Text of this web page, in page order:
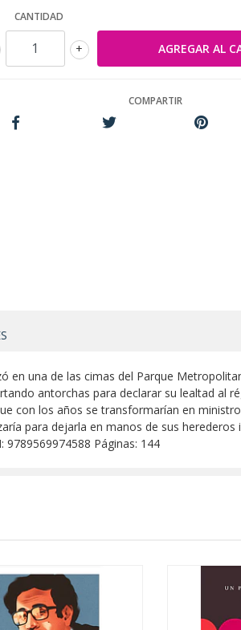
CANTIDAD
+
COMPARTIR
en una de las cimas del Parque
antorchas para declarar su lealtad al
con los años se transformarían en
para dejarla en manos de sus herederos
9789569974588 Páginas: 144